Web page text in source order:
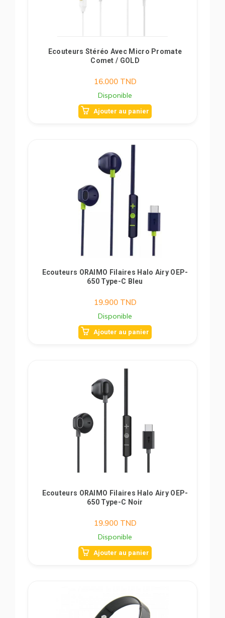
Ecouteurs Stéréo Avec Micro Promate
Comet / GOLD
16.000TND
Disponible
Ajouter au panier
Ecouteurs ORAIMO Filaires Halo Airy OEP-
650 Type-C Bleu
19.900TND
Disponible
Ajouter au panier
Ecouteurs ORAIMO Filaires Halo Airy OEP-
650 Type-C Noir
19.900TND
Disponible
Ajouter au panier